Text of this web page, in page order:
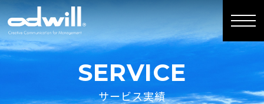
SERVICE
サービス実績